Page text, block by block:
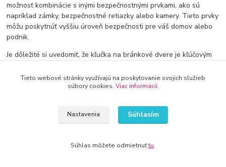
možnosť kombinácie s inými bezpečnostnými prvkami, ako sú
napríklad zámky, bezpečnostné retiazky alebo kamery. Tieto prvky
môžu poskytnúť vyššiu úroveň bezpečnosti pre váš domov alebo
podnik.
Je dôležité si uvedomiť, že kľučka na bránkové dvere je kľúčovým
zvoliť kvalitnú kľučku, ktorá bude spĺňať vaše požiadavky a
zároveň bude odolná voči vonkajším vplyvom. Vyberte si správne
Tieto webové stránky využívajú na poskytovanie svojich služieb
súbory cookies. Viac informácií.
Nastavenia Súhlasím
Súhlas môžete odmietnuťtu.